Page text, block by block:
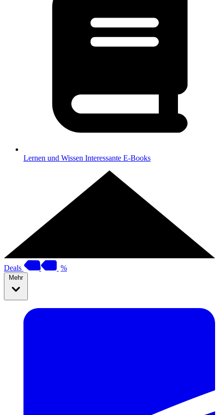
Lernen und Wissen Interessante E-Books
Deals %
Mehr